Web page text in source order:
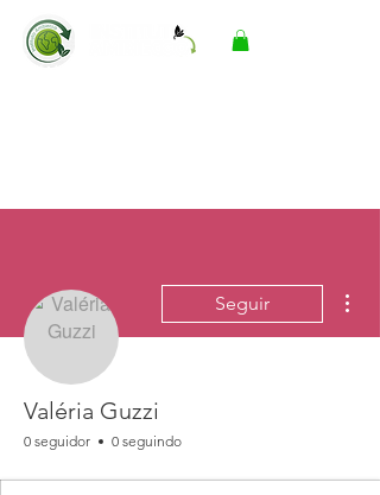
Seguir
Valéria Guzzi
0 seguidor 0 seguindo